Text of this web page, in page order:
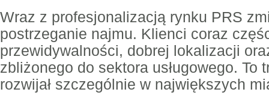
Wraz z profesjonalizacją rynku PRS
postrzeganie najmu. Klienci coraz
przewidywalności, dobrej lokalizacji
zbliżonego do sektora usługowego. To
rozwijał szczególnie w największych